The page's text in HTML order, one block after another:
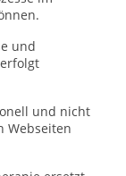
und
und nicht
Webseiten